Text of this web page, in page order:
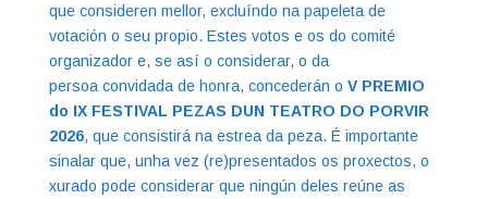
que consideren mellor, excluíndo na papeleta de
votación o seu propio. Estes votos e os do comité
organizador e, se así o considerar, o da
persoa convidada de honra, concederán o V PREMIO
do IX FESTIVAL PEZAS DUN TEATRO DO PORVIR
2026, que consistirá na estrea da peza. É importante
sinalar que, unha vez (re)presentados os proxectos, o
xurado pode considerar que ningún deles reúne as